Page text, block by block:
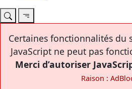
Certaines fonctionnalités du
JavaScript ne peut pas
Merci d’autoriser
Raison :